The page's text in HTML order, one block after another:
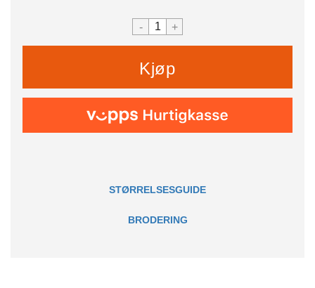
- +
Kjøp
STØRRELSESGUIDE
BRODERING